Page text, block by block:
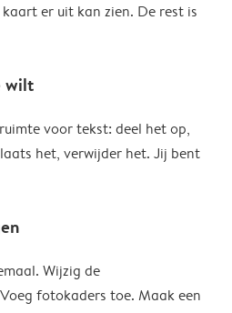
er uit kan zien. De rest is
wilt
voor tekst: deel het op,
het, verwijder het. Jij bent
Wijzig de
fotokaders toe. Maak een